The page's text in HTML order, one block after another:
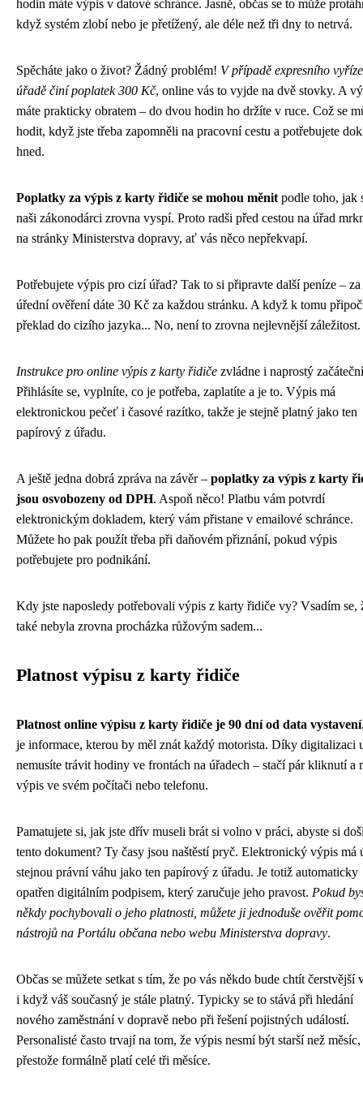
hodin máte výpis v datové schránce. Jasně, občas se to může
když systém zlobí nebo je přetížený, ale déle než tři dny to netrvá.
Spěcháte jako o život? Žádný problém! V případě expresního
úřadě činí poplatek 300 Kč, online vás to vyjde na dvě stovky. A
máte prakticky obratem – do dvou hodin ho držíte v ruce. Což se
hodit, když jste třeba zapomněli na pracovní cestu a potřebujete
hned.
Poplatky za výpis z karty řidiče se mohou měnit podle toho, jak
naši zákonodárci zrovna vyspí. Proto radši před cestou na úřad
na stránky Ministerstva dopravy, ať vás něco nepřekvapí.
Potřebujete výpis pro cizí úřad? Tak to si připravte další peníze – za
úřední ověření dáte 30 Kč za každou stránku. A když k tomu
překlad do cizího jazyka... No, není to zrovna nejlevnější záležitost.
Instrukce pro online výpis z karty řidiče zvládne i naprostý
Přihlásíte se, vyplníte, co je potřeba, zaplatíte a je to. Výpis má
elektronickou pečeť i časové razítko, takže je stejně platný jako ten
papírový z úřadu.
A ještě jedna dobrá zpráva na závěr – poplatky za výpis z karty
jsou osvobozeny od DPH. Aspoň něco! Platbu vám potvrdí
elektronickým dokladem, který vám přistane v emailové schránce.
Můžete ho pak použít třeba při daňovém přiznání, pokud výpis
potřebujete pro podnikání.
Kdy jste naposledy potřebovali výpis z karty řidiče vy? Vsadím se,
také nebyla zrovna procházka růžovým sadem...
Platnost výpisu z karty řidiče
Platnost online výpisu z karty řidiče je 90 dní od data vystavení
je informace, kterou by měl znát každý motorista. Díky digitalizaci
nemusíte trávit hodiny ve frontách na úřadech – stačí pár kliknutí a
výpis ve svém počítači nebo telefonu.
Pamatujete si, jak jste dřív museli brát si volno v práci, abyste si
tento dokument? Ty časy jsou naštěstí pryč. Elektronický výpis má
stejnou právní váhu jako ten papírový z úřadu. Je totiž automaticky
opatřen digitálním podpisem, který zaručuje jeho pravost. Pokud
někdy pochybovali o jeho platnosti, můžete ji jednoduše ověřit
nástrojů na Portálu občana nebo webu Ministerstva dopravy.
Občas se můžete setkat s tím, že po vás někdo bude chtít čerstvější
i když váš současný je stále platný. Typicky se to stává při hledání
nového zaměstnání v dopravě nebo při řešení pojistných událostí.
Personalisté často trvají na tom, že výpis nesmí být starší než měsíc,
přestože formálně platí celé tři měsíce.